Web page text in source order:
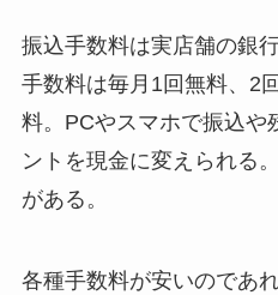
振込手数料は実店舗の銀
手数料は毎月1回無料、2
料。PCやスマホで振込
ントを現金に変えられる
がある。
各種手数料が安いのであ